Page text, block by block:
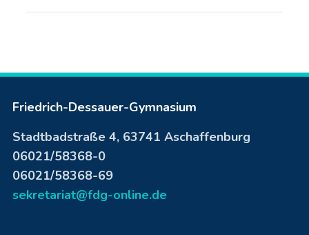
Friedrich-Dessauer-Gymnasium
Stadtbadstraße 4, 63741 Aschaffenburg
06021/58368-0
06021/58368-69
sekretariat@fdg-online.de